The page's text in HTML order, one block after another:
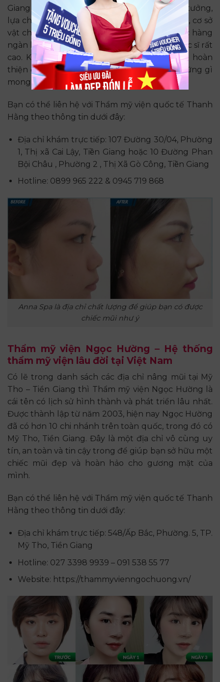
Giang rất nổi tiếng và được nhiều người tin tưởng,
lựa chọn. Không chỉ vì chất lượng dịch vụ tốt, cơ sở
vật chất hiện đại, Anna Spa còn thu hút được hàng
ngàn khách hàng mỗi năm vì tay nghề của bác sĩ rất
cao. Khi đến với Anna Spa, bạn chắc chắn sẽ hoàn
thiện được nhan sắc của mình theo đúng những gì
mong muốn.
Bạn có thể liên hệ với Thẩm mỹ viện quốc tế Thanh
Hằng theo thông tin dưới đây:
Địa chỉ khám trực tiếp: 107 Đường 30/04, Phường
1, Thị xã Cai Lậy, Tiền Giang hoặc 10 Đường Phan
Bội Châu , Phường 2 , Thị Xã Gò Công, Tiền Giang
Hotline: 0899 965 222 & 0945 719 868
Anna Spa là địa chỉ chất lượng để giúp bạn có được
chiếc mũi như ý
Thẩm mỹ viện Ngọc Hường – Hệ thống
thẩm mỹ viện lâu đời tại Việt Nam
Có lẽ trong danh sách các địa chỉ nâng mũi tại Mỹ
Tho – Tiền Giang thì Thẩm mỹ viện Ngọc Hường là
cái tên có lịch sử hình thành và phát triển lâu nhất.
Được thành lập từ năm 2003, hiện nay Ngọc Hường
đã có hơn 10 chi nhánh trên toàn quốc, trong đó có
Mỹ Tho, Tiền Giang. Đây là một địa chỉ vô cùng uy
tín, an toàn và tin cậy trong để giúp bạn sở hữu một
chiếc mũi đẹp và hoàn hảo cho gương mặt của
mình.
Bạn có thể liên hệ với Thẩm mỹ viện quốc tế Thanh
Hằng theo thông tin dưới đây:
Địa chỉ khám trực tiếp: 548/Ấp Bắc, Phường. 5, TP.
Mỹ Tho, Tiền Giang
Hotline: 027 3398 9939 – 091 538 55 77
Website: https://thammyvienngochuong.vn/